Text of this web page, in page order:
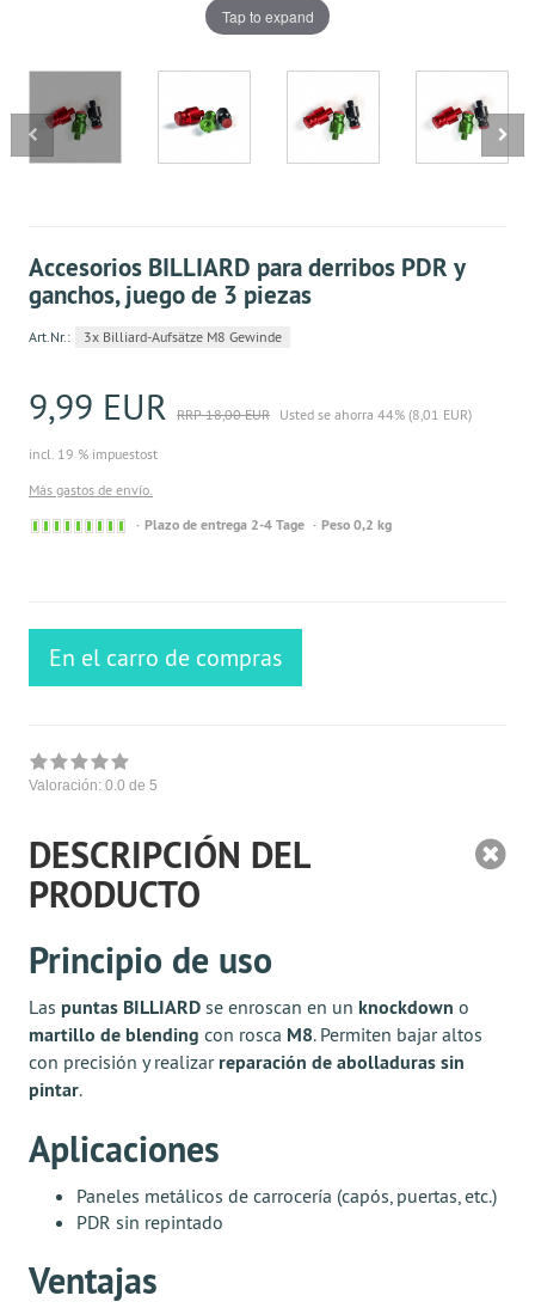
Tap to expand
Accesorios BILLIARD para derribos PDR y
ganchos, juego de 3 piezas
Art.Nr.: 3x Billiard-Aufsätze M8 Gewinde
9,99 EUR RRP 18,00 EUR Usted se ahorra 44% (8,01 EUR)
incl. 19 % impuestost
Más gastos de envío.
Sofort
Plazo de entrega 2-4 Tage Peso 0,2 kg
En el carro de compras
Valoración: 0.0 de 5
DESCRIPCIÓN DEL
PRODUCTO
Principio de uso
Las puntas BILLIARD se enroscan en un knockdown o
martillo de blending con rosca M8. Permiten bajar altos
con precisión y realizar reparación de abolladuras sin
pintar.
Aplicaciones
Paneles metálicos de carrocería (capós, puertas, etc.)
PDR sin repintado
Ventajas